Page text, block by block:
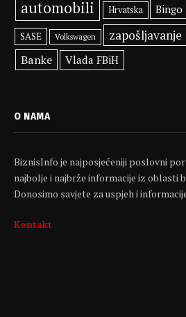
automobili Hrvatska Bingo
SASE Volkswagen zapošljavanje
Banke Vlada FBiH
O NAMA
BiznisInfo je najposjećeniji poslovni
najbolje i najbrže informacije iz oblasti
Donosimo savjete za uspjeh i
Kontakt